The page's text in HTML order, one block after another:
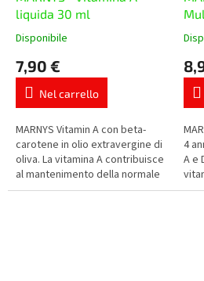
liquida 30 ml
La
media
del
prodotto
5,0
su
5
stelle.
Disponibile
7,90 €
Nel carrello
MARNYS Vitamin A con beta-
carotene in olio extravergine di
oliva. La vitamina A contribuisce
al mantenimento della normale
capacità visiva, della pelle e
ml
La
del
5,0
su
5
4
A e
alla